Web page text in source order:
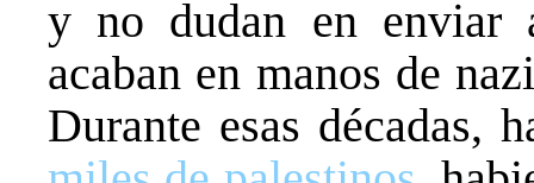
y no dudan en enviar
acaban en manos de
Durante esas décadas,